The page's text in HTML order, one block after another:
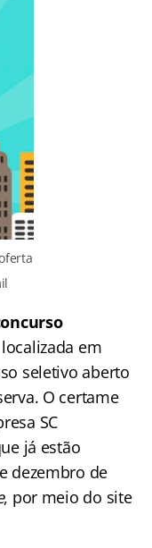
em
seletivo aberto
O certame
SC
já estão
dezembro de
, por meio do site